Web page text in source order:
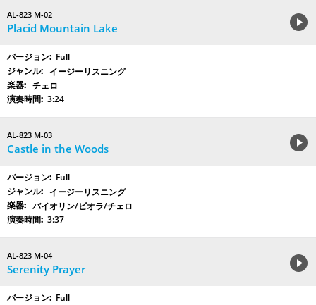
AL-823 M-02
Placid Mountain Lake
Full
イージーリスニング
チェロ
3:24
AL-823 M-03
Castle in the Woods
Full
イージーリスニング
バイオリン/ビオラ/チェロ
3:37
AL-823 M-04
Serenity Prayer
Full